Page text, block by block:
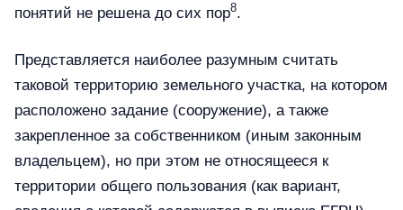
понятий не решена до сих пор8.
Представляется наиболее разумным считать
таковой территорию земельного участка, на котором
расположено задание (сооружение), а также
закрепленное за собственником (иным законным
владельцем), но при этом не относящееся к
территории общего пользования (как вариант,